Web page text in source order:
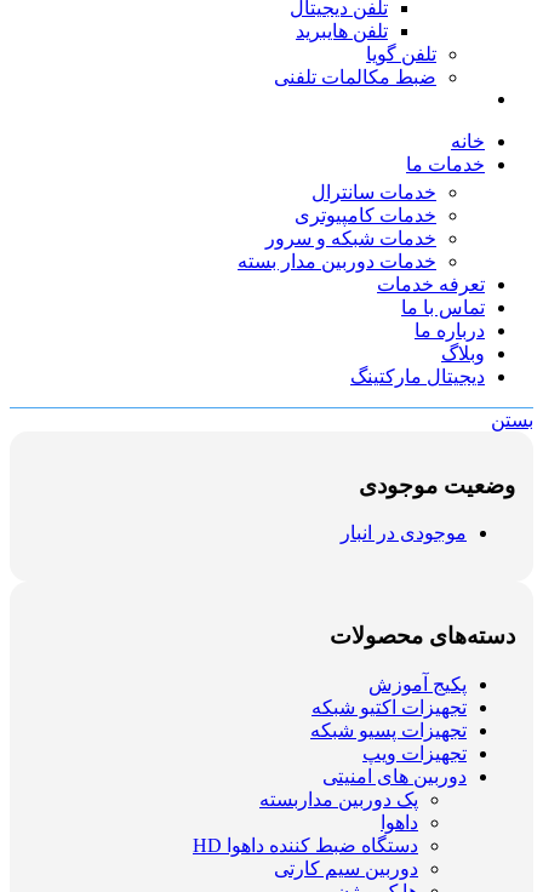
تلفن دیجیتال
تلفن هایبرید
تلفن گویا
ضبط مکالمات تلفنی
خانه
خدمات ما
خدمات سانترال
خدمات کامپیوتری
خدمات شبکه و سرور
خدمات دوربین مدار بسته
تعرفه خدمات
تماس با ما
درباره ما
وبلاگ
دیجیتال مارکتینگ
بستن
وضعیت موجودی
موجودی در انبار
دسته‌های محصولات
پکیج آموزش
تجهیزات اکتیو شبکه
تجهیزات پسیو شبکه
تجهیزات ویپ
دوربین های امنیتی
پک دوربین مداربسته
داهوا
دستگاه ضبط کننده داهوا HD
دوربین سیم کارتی